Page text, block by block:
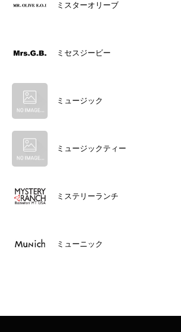
ミスターオリーブ
ミセスジービー
ミュージック
ミュージックティー
ミステリーランチ
ミューニック